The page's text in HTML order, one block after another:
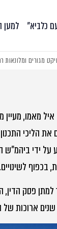
כלביא״ למען
מגורים
מאמו, מעיין
את הליכי
על ידי ביהמ"ש
בכפוף לשינויים.
למתן פסק
ארוכות של